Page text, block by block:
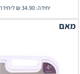
יחידה: 34.90 ₪ ליחידה
מאם